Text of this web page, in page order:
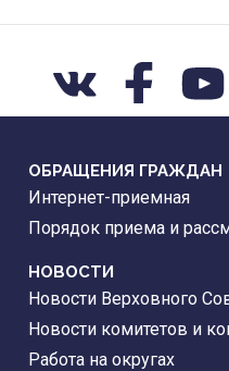
ОБРАЩЕНИЯ ГРАЖДАН
Интернет-приемная
Порядок приема и
НОВОСТИ
Новости Верховного
Новости комитетов и
Работа на округах